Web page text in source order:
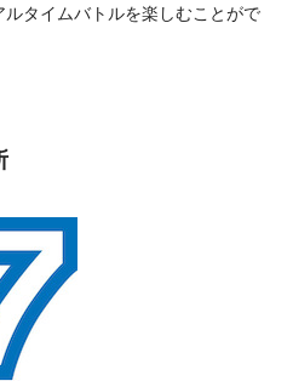
タイムバトルを楽しむことがで